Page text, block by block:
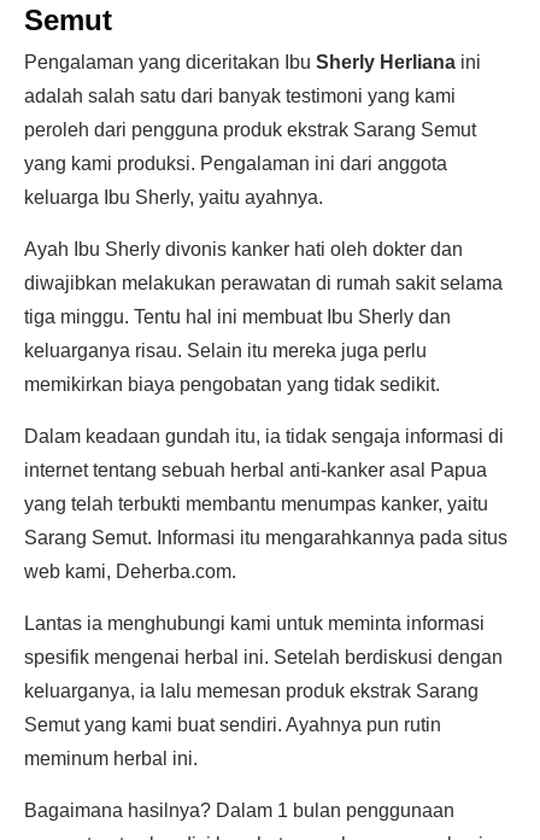
Semut
Pengalaman yang diceritakan Ibu Sherly Herliana ini
adalah salah satu dari banyak testimoni yang kami
peroleh dari pengguna produk ekstrak Sarang Semut
yang kami produksi. Pengalaman ini dari anggota
keluarga Ibu Sherly, yaitu ayahnya.
Ayah Ibu Sherly divonis kanker hati oleh dokter dan
diwajibkan melakukan perawatan di rumah sakit selama
tiga minggu. Tentu hal ini membuat Ibu Sherly dan
keluarganya risau. Selain itu mereka juga perlu
memikirkan biaya pengobatan yang tidak sedikit.
Dalam keadaan gundah itu, ia tidak sengaja informasi di
internet tentang sebuah herbal anti-kanker asal Papua
yang telah terbukti membantu menumpas kanker, yaitu
Sarang Semut. Informasi itu mengarahkannya pada situs
web kami, Deherba.com.
Lantas ia menghubungi kami untuk meminta informasi
spesifik mengenai herbal ini. Setelah berdiskusi dengan
keluarganya, ia lalu memesan produk ekstrak Sarang
Semut yang kami buat sendiri. Ayahnya pun rutin
meminum herbal ini.
Bagaimana hasilnya? Dalam 1 bulan penggunaan